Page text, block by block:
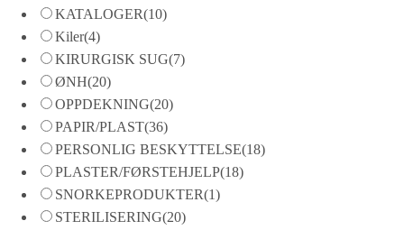
KATALOGER(10)
Kiler(4)
KIRURGISK SUG(7)
ØNH(20)
OPPDEKNING(20)
PAPIR/PLAST(36)
PERSONLIG BESKYTTELSE(18)
PLASTER/FØRSTEHJELP(18)
SNORKEPRODUKTER(1)
STERILISERING(20)